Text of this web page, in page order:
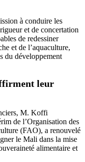
à conduire les
et de concertation
de redessiner
et de l’aquaculture,
du développement
leur
M. Koffi
de l’Organisation des
(FAO), a renouvelé
le Mali dans la mise
alimentaire et